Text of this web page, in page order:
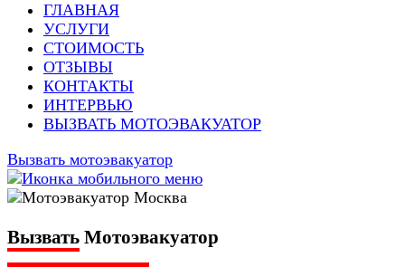
ГЛАВНАЯ
УСЛУГИ
СТОИМОСТЬ
ОТЗЫВЫ
КОНТАКТЫ
ИНТЕРВЬЮ
ВЫЗВАТЬ МОТОЭВАКУАТОР
Вызвать мотоэвакуатор
Вызвать Мотоэвакуатор